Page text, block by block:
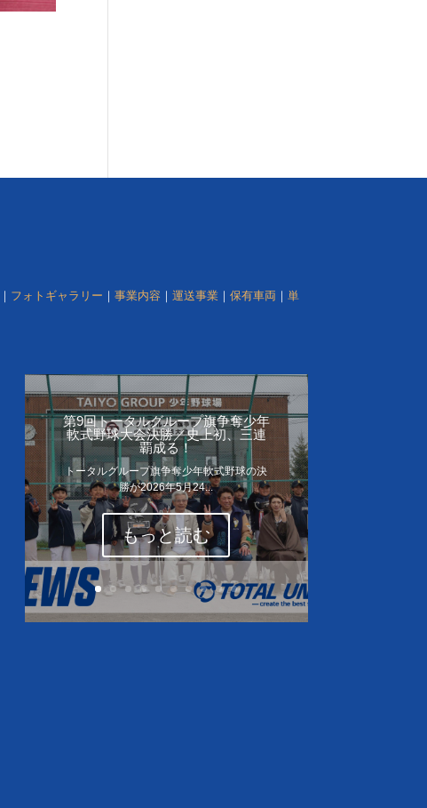
｜ フォトギャラリー ｜事業内容 ｜運送事業 ｜保有車両 ｜単
第9回トータルグループ旗争奪少年
軟式野球大会決勝／史上初、三連
覇成る！
トータルグループ旗争奪少年軟式野球の決
勝が2026年5月24...
もっと読む